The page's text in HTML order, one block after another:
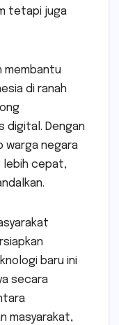
tetapi juga
membantu
di ranah
digital. Dengan
warga negara
lebih cepat,
baru ini
secara
masyarakat,